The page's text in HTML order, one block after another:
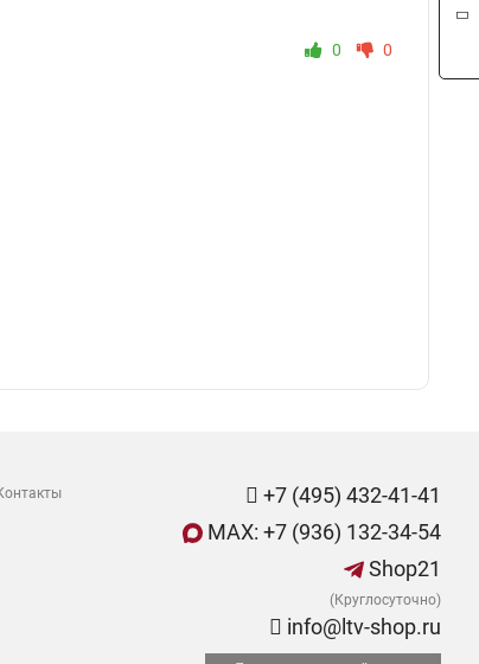
0 0
+7 (495) 432-41-41
MAX: +7 (936) 132-34-54
Shop21
(Круглосуточно)
info@ltv-shop.ru